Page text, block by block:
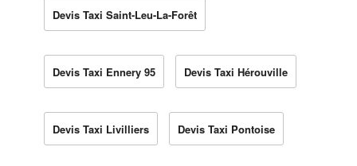
Devis Taxi Saint-Leu-La-Forêt
Devis Taxi Ennery 95 Devis Taxi Hérouville
Devis Taxi Livilliers Devis Taxi Pontoise